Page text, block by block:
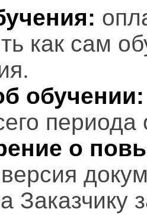
как сам
обучении:
периода
о
Заказчику